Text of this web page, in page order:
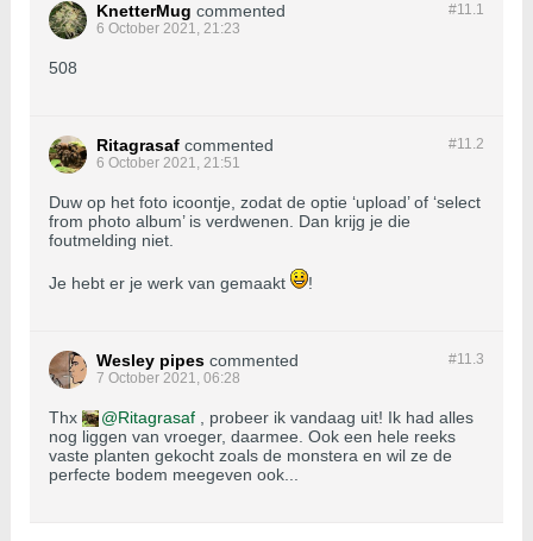
#11.1
KnetterMug commented
6 October 2021, 21:23
508
#11.2
Ritagrasaf commented
6 October 2021, 21:51
Duw op het foto icoontje, zodat de optie ‘upload’ of ‘select
from photo album’ is verdwenen. Dan krijg je die
foutmelding niet.
Je hebt er je werk van gemaakt !
#11.3
Wesley pipes commented
7 October 2021, 06:28
Thx Ritagrasaf , probeer ik vandaag uit! Ik had alles
nog liggen van vroeger, daarmee. Ook een hele reeks
vaste planten gekocht zoals de monstera en wil ze de
perfecte bodem meegeven ook...